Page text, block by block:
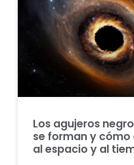
Los agujeros
se forman y
al espacio y al